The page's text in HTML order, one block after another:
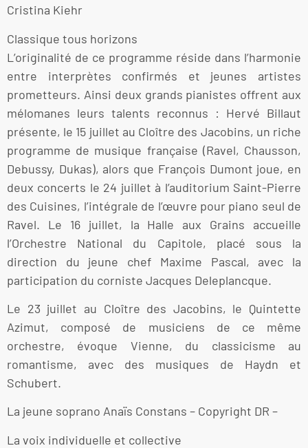
Cristina Kiehr
Classique tous horizons
L’originalité de ce programme réside dans l’harmonie
entre interprètes confirmés et jeunes artistes
prometteurs. Ainsi deux grands pianistes offrent aux
mélomanes leurs talents reconnus : Hervé Billaut
présente, le 15 juillet au Cloître des Jacobins, un riche
programme de musique française (Ravel, Chausson,
Debussy, Dukas), alors que François Dumont joue, en
deux concerts le 24 juillet à l’auditorium Saint-Pierre
des Cuisines, l’intégrale de l’œuvre pour piano seul de
Ravel. Le 16 juillet, la Halle aux Grains accueille
l’Orchestre National du Capitole, placé sous la
direction du jeune chef Maxime Pascal, avec la
participation du corniste Jacques Deleplancque.
Le 23 juillet au Cloître des Jacobins, le Quintette
Azimut, composé de musiciens de ce même
orchestre, évoque Vienne, du classicisme au
romantisme, avec des musiques de Haydn et
Schubert.
La jeune soprano Anaïs Constans – Copyright DR –
La voix individuelle et collective